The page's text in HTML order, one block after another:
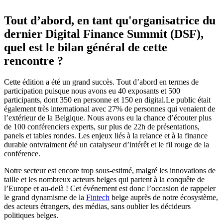
Tout d’abord, en tant qu'organisatrice du
dernier Digital Finance Summit (DSF),
quel est le bilan général de cette
rencontre ?
Cette édition a été un grand succès. Tout d’abord en termes de
participation puisque nous avons eu 40 exposants et 500
participants, dont 350 en personne et 150 en digital.Le public était
également très international avec 27% de personnes qui venaient de
l’extérieur de la Belgique. Nous avons eu la chance d’écouter plus
de 100 conférenciers experts, sur plus de 22h de présentations,
panels et tables rondes. Les enjeux liés à la relance et à la finance
durable ontvraiment été un catalyseur d’intérêt et le fil rouge de la
conférence.
Notre secteur est encore trop sous-estimé, malgré les innovations de
taille et les nombreux acteurs belges qui partent à la conquête de
l’Europe et au-delà ! Cet événement est donc l’occasion de rappeler
le grand dynamisme de la Fintech belge auprès de notre écosystème,
des acteurs étrangers, des médias, sans oublier les décideurs
politiques belges.